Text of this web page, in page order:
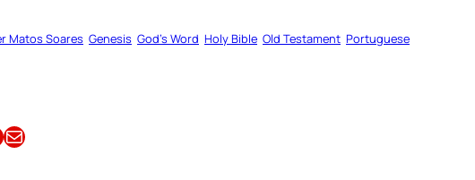
Matos Soares Genesis God’s Word Holy Bible Old Testament Portuguese
Email this Article